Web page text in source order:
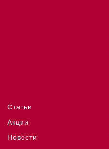
Статьи
Акции
Новости